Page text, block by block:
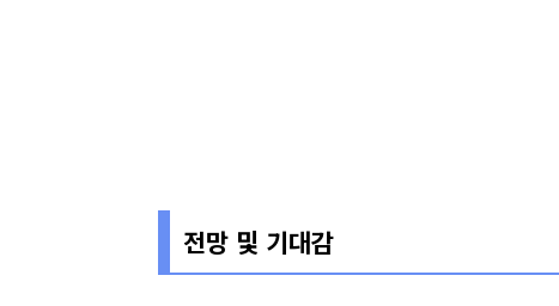
전망 및 기대감